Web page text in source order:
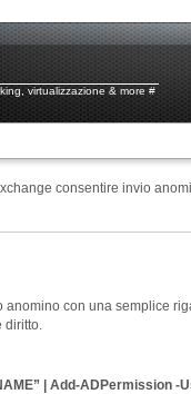
virtualizzazione & more #
consentire invio
anomino con una semplice
diritto.
| Add-ADPermission -